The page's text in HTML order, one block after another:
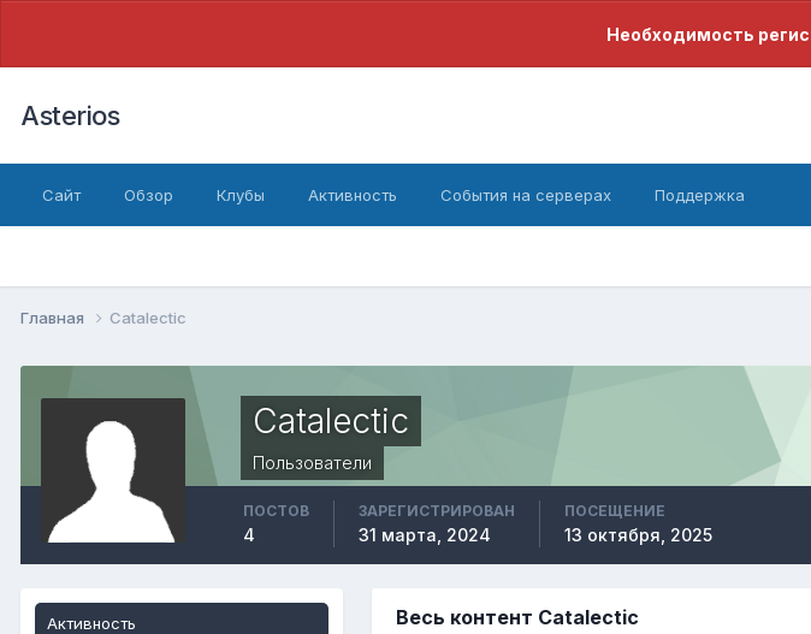
Необходимость
Asterios
Сайт Обзор Клубы Активность События на серверах Поддержка
Главная Catalectic
Catalectic
Пользователи
ПОСТОВ
4
ЗАРЕГИСТРИРОВАН
31 марта, 2024
ПОСЕЩЕНИЕ
13 октября, 2025
Активность Весь контент Catalectic